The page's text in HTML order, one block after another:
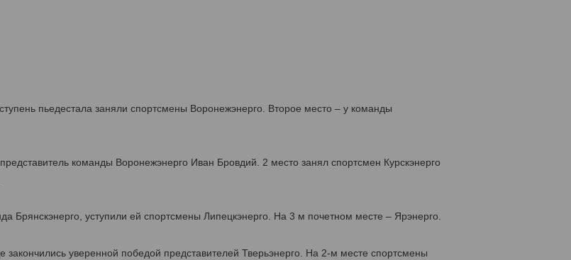
пьедестала заняли спортсмены Воронежэнерго. Второе место – у команды
команды Воронежэнерго Иван Бровдий. 2 место занял спортсмен Курскэнерго
Брянскэнерго, уступили ей спортсмены Липецкэнерго. На 3 м почетном месте – Ярэнерго.
закончились уверенной победой представителей Тверьэнерго. На 2-м месте спортсмены